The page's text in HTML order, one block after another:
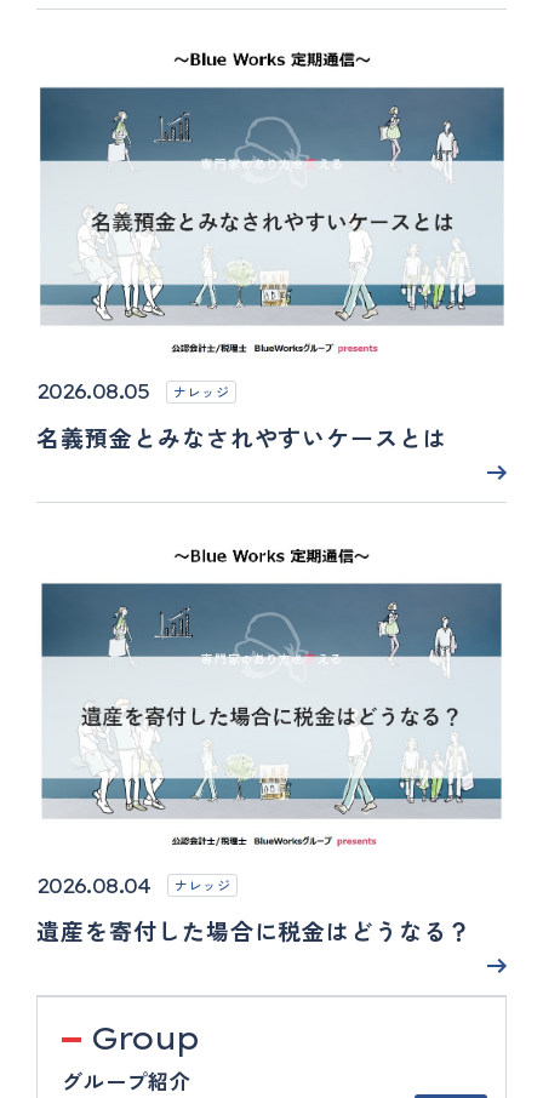
2026.08.05 ナレッジ
名義預金とみなされやすいケースとは
2026.08.04 ナレッジ
遺産を寄付した場合に税金はどうなる？
Group
グループ紹介